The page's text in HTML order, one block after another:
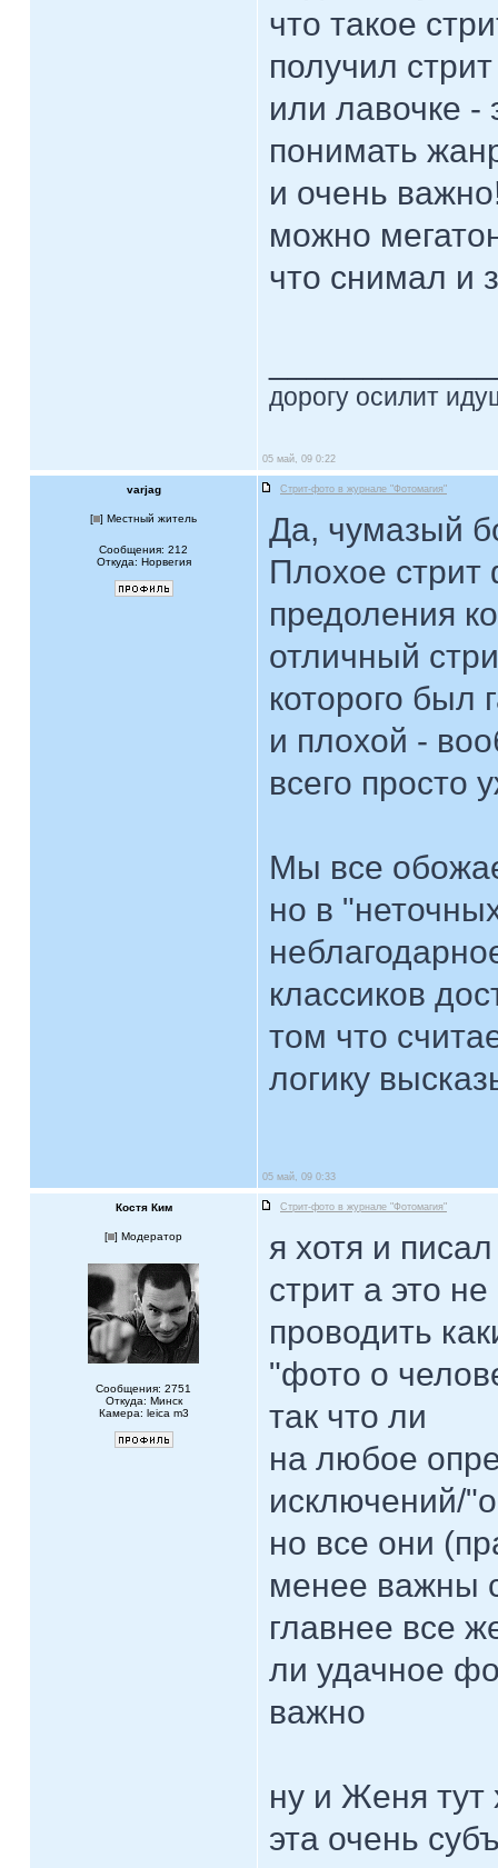
что такое
получил
или лавочке -
понимать
и очень
можно
что снимал и
дорогу осилит
05 май, 09 0:22
varjag Стрит-фото в журнале "Фотомагия"
[ ] Местный житель
Сообщения: 212
Откуда: Норвегия
Да, чумазый
Плохое
предоления
отличный
которого был
и плохой -
всего просто
Мы все
но в
классиков
том что
логику
05 май, 09 0:33
Костя Ким Стрит-фото в журнале "Фотомагия"
[ ] Модератор
Сообщения: 2751
Откуда: Минск
Камера: leica m3
я хотя и
стрит а это
проводить
"фото о
так что ли
на любое
исключений/
но все они
менее важны
главнее все
ли удачное
важно
ну и Женя
эта очень